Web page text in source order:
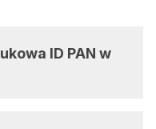
ID PAN w